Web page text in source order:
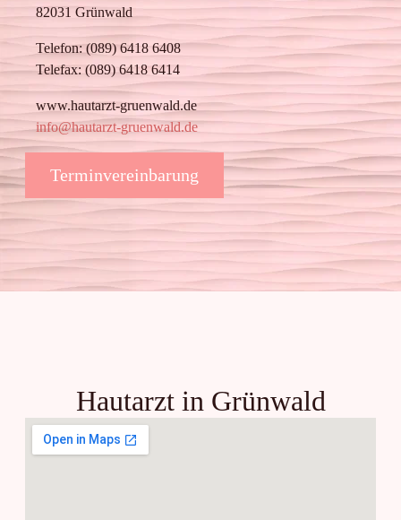
82031 Grünwald
Telefon: (089) 6418 6408
Telefax: (089) 6418 6414
www.hautarzt-gruenwald.de
info@hautarzt-gruenwald.de
Terminvereinbarung
Hautarzt in Grünwald